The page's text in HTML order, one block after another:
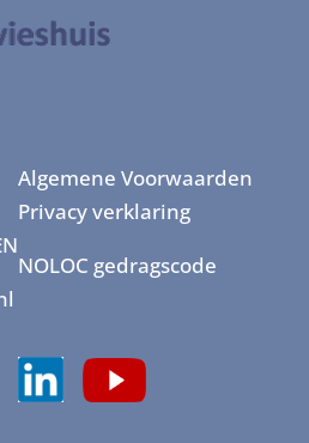
Algemene Voorwaarden
Privacy verklaring
NOLOC gedragscode